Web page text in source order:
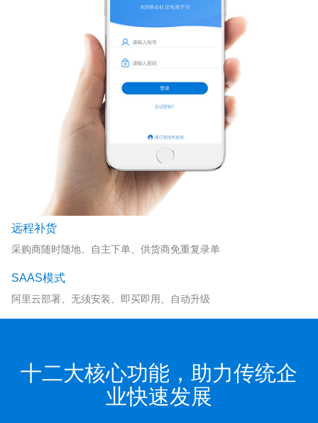
远程补货
采购商随时随地、自主下单、供货商免重复录单
SAAS模式
阿里云部署、无须安装、即买即用、自动升级
十二大核心功能，助力传统企
业快速发展